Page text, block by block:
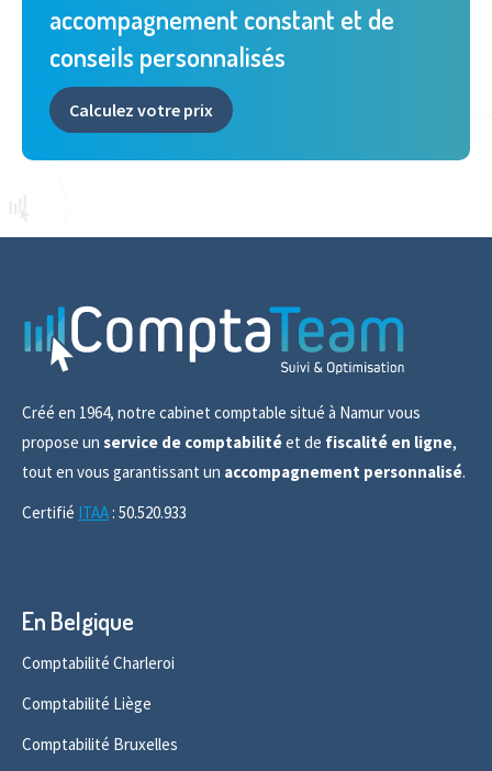
accompagnement constant et de
conseils personnalisés
Calculez votre prix
Créé en 1964, notre cabinet comptable situé à Namur vous
propose un service de comptabilitéet de fiscalité en ligne,
tout en vous garantissant un accompagnement personnalisé.
Certifié ITAA : 50.520.933
En Belgique
Comptabilité Charleroi
Comptabilité Liège
Comptabilité Bruxelles